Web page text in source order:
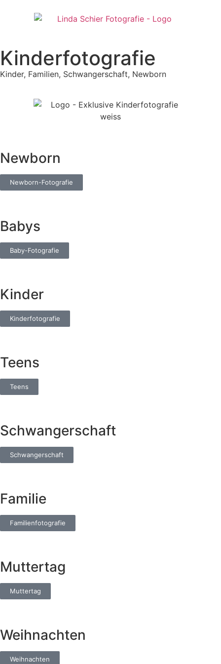
Kinderfotografie
Kinder, Familien, Schwangerschaft, Newborn
Newborn
Newborn-Fotografie
Babys
Baby-Fotografie
Kinder
Kinderfotografie
Teens
Teens
Schwangerschaft
Schwangerschaft
Familie
Familienfotografie
Muttertag
Muttertag
Weihnachten
Weihnachten